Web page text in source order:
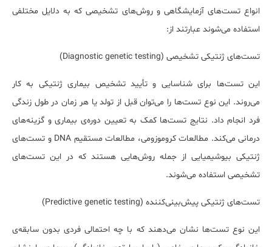
انواع تست‌ها‌ی آزمایشگاهی و روش‌های تشخیصی که به دلایل مختلفی
استفاده می‌شوند عبارتند از:
تست‌های ژنتیکی تشخیصی (Diagnostic genetic testing)
این تست‌ها برای شناسایی و تأیید تشخیص بیماری ژنتیکی به کار
می‌روند. این نوع تست‌ها را می‌توان قبل از تولد یا هر زمان در طول زندگی
فرد انجام داد. نتایج تست‌ها کمک به تعیین دوره‌ی بیماری و گزینه‌های
درمانی می‌کند. مطالعات کروموزومی، مطالعات مستقیم DNA و تست‌های
ژنتیکی بیوشیمیایی از جمله روش‌هایی هستند که در این تست‌های
تشخیصی استفاده می‌شوند.
تست‌های ژنتیکی پیش‌بینی‌کننده (Predictive genetic testing)
این نوع تست‌ها نشان می‌دهند که با چه احتمالی فردی بدون سابقه‌ی